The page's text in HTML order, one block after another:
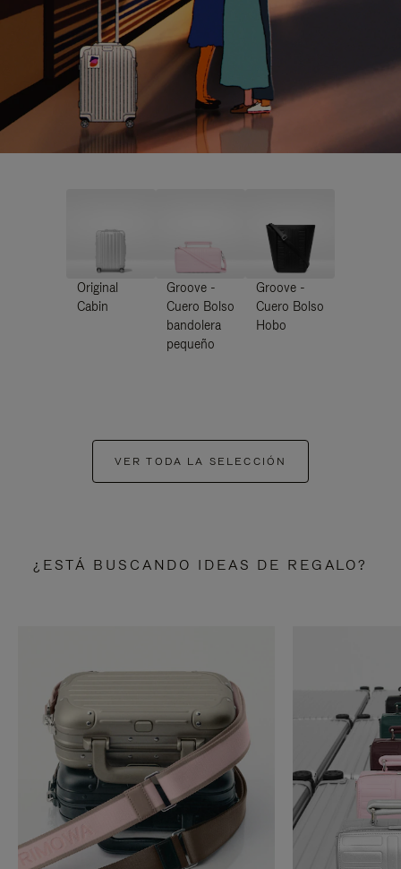
Original
Cabin
Groove -
Cuero Bolso
bandolera
pequeño
Groove -
Cuero Bolso
Hobo
VER TODA LA SELECCIÓN
¿ESTÁ BUSCANDO IDEAS DE REGALO?